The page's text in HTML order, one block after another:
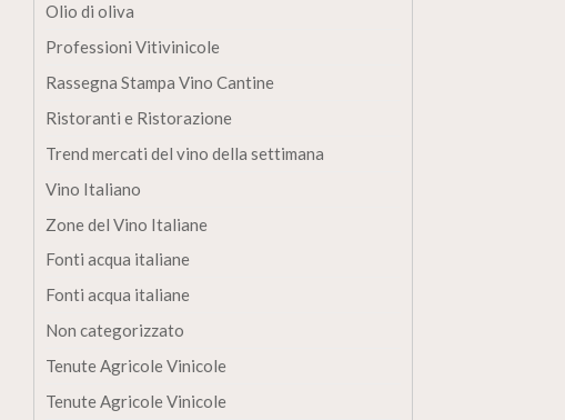
Olio di oliva
Professioni Vitivinicole
Rassegna Stampa Vino Cantine
Ristoranti e Ristorazione
Trend mercati del vino della settimana
Vino Italiano
Zone del Vino Italiane
Fonti acqua italiane
Fonti acqua italiane
Non categorizzato
Tenute Agricole Vinicole
Tenute Agricole Vinicole